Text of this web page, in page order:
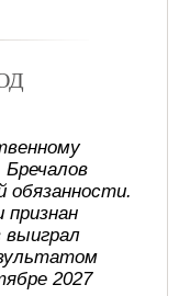
обязанности.
признан
выиграл
2027